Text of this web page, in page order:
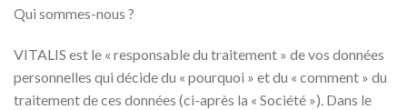
Qui sommes-nous ?
VITALIS est le « responsable du traitement » de vos données
personnelles qui décide du « pourquoi » et du « comment » du
traitement de ces données (ci-après la « Société »). Dans le